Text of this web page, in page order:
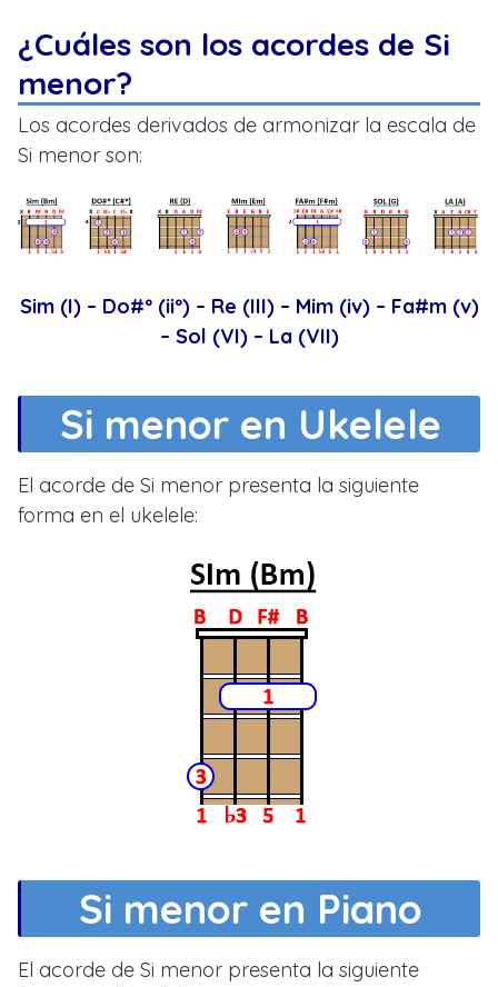
¿Cuáles son los acordes de Si
menor?
Los acordes derivados de armonizar la escala de
Si menor son:
Sim (I) – Do#º (iiº) – Re (III) – Mim (iv) – Fa#m (v)
– Sol (VI) – La (VII)
Si menor en Ukelele
El acorde de Si menor presenta la siguiente
forma en el ukelele:
Si menor en Piano
El acorde de Si menor presenta la siguiente